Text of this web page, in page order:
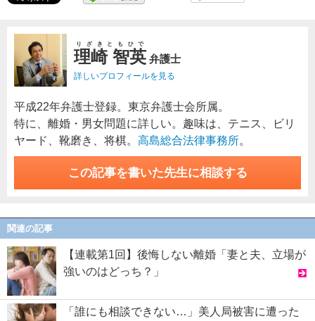
理崎 智英
りざきともひで
弁護士
詳しいプロフィールを見る
平成22年弁護士登録。東京弁護士会所属。
特に、離婚・男女問題に詳しい。趣味は、テニス、ビリ
ヤード、靴磨き、将棋。 高島総合法律事務所。
この記事を書いた先生に相談する
関連の記事
【連載第1回】後悔しない離婚「妻と夫、立場が
強いのはどっち？」
「誰にも相談できない…」美人局被害に遭った